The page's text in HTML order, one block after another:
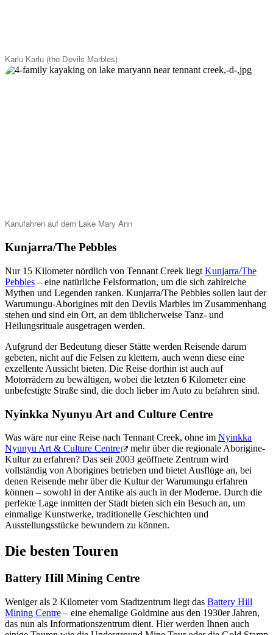
Karlu Karlu (the Devils Marbles)
Kanufahren auf dem Lake Mary Ann
Kunjarra/The Pebbles
Nur 15 Kilometer nördlich von Tennant Creek liegt Kunjarra/The
Pebbles – eine natürliche Felsformation, um die sich zahlreiche
Mythen und Legenden ranken. Kunjarra/The Pebbles sollen laut der
Warumungu-Aborigines mit den Devils Marbles im Zusammenhang
stehen und sind ein Ort, an dem üblicherweise Tanz- und
Heilungsrituale ausgetragen werden.
Aufgrund der Bedeutung dieser Stätte werden Reisende darum
gebeten, nicht auf die Felsen zu klettern, auch wenn diese eine
exzellente Aussicht bieten. Die Reise dorthin ist auch auf
Motorrädern zu bewältigen, wobei die letzten 6 Kilometer eine
unbefestigte Straße sind, die doch lieber im Auto zu befahren sind.
Nyinkka Nyunyu Art and Culture Centre
Was wäre nur eine Reise nach Tennant Creek, ohne im Nyinkka
Nyunyu Art & Culture Centre
mehr über die regionale Aborigine-
Kultur zu erfahren? Das seit 2003 geöffnete Zentrum wird
vollständig von Aborigines betrieben und bietet Ausflüge an, bei
denen Reisende mehr über die Kultur der Warumungu erfahren
können – sowohl in der Antike als auch in der Moderne. Durch die
perfekte Lage inmitten der Stadt bieten sich ein Besuch an, um
einmalige Kunstwerke, traditionelle Geschichten und
Ausstellungsstücke bewundern zu können.
Die besten Touren
Battery Hill Mining Centre
Weniger als 2 Kilometer vom Stadtzentrum liegt das Battery Hill
Mining Centre – eine ehemalige Goldmine aus den 1930er Jahren,
das nun als Informationszentrum dient. Hier werden Ihnen auch